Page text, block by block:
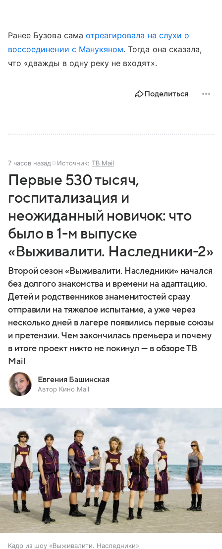
Ранее Бузова сама отреагировала на слухи о
воссоединении с Манукяном. Тогда она сказала,
что «дважды в одну реку не входят».
Поделиться
7 часов назад Источник: ТВ Mail
Первые 530 тысяч,
госпитализация и
неожиданный новичок: что
было в 1-м выпуске
«Выживалити. Наследники-2»
Второй сезон «Выживалити. Наследники» начался
без долгого знакомства и времени на адаптацию.
Детей и родственников знаменитостей сразу
отправили на тяжелое испытание, а уже через
несколько дней в лагере появились первые союзы
и претензии. Чем закончилась премьера и почему
в итоге проект никто не покинул — в обзоре ТВ
Mail
Евгения Башинская
Автор Кино Mail
Кадр из шоу «Выживалити. Наследники»